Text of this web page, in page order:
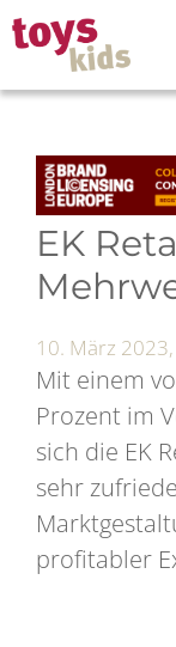
Zum
Inhalt
springen
EK
10. März
Mit einem
Prozent im
sich die EK
sehr
profitabler